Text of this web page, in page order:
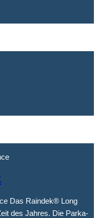
Das Raindek® Long
des Jahres. Die Parka-